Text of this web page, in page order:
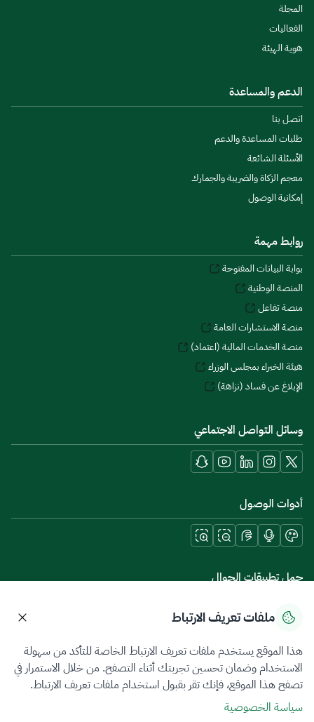
المجلة
الفعاليات
هوية الهيئة
الدعم والمساعدة
اتصل بنا
طلبات المساعدة والدعم
الأسئلة الشائعة
معجم الزكاة والضريبة والجمارك
إمكانية الوصول
روابط مهمة
بوابة البيانات المفتوحة
المنصة الوطنية
منصة تفاعل
منصة الاستشارات العامة
منصة الخدمات المالية (اعتماد)
هيئة الخبراء بمجلس الوزراء
الإبلاغ عن فساد (نزاهة)
وسائل التواصل الاجتماعي
أدوات الوصول
حمل تطبيقات الجوال
سياسة الخصوصيةشروط الاستخدامخريطة الموقع
جميع الحقوق محفوظة 2026 © ZATCA.GOV.SA
تم تطويره وصيانته بواسطة هيئة الزكاة والضريبة والجمارك
ملفات تعريف الارتباط
هذا الموقع يستخدم ملفات تعريف الارتباط الخاصة للتأكد من سهولة
الاستخدام وضمان تحسين تجربتك أثناء التصفح. من خلال الاستمرار في
تصفح هذا الموقع، فإنك تقر بقبول استخدام ملفات تعريف الارتباط.
سياسة الخصوصية